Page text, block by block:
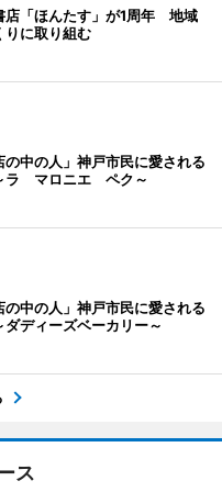
店「ほんたす」が1周年 地域
りに取り組む
の中の人」神戸市民に愛される
ラ マロニエ ペク～
の中の人」神戸市民に愛される
ディーズベーカリー～
ス